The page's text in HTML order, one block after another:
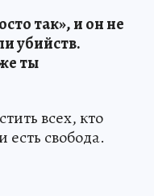
так», и он не
убийств.
ты
всех, кто
есть свобода.